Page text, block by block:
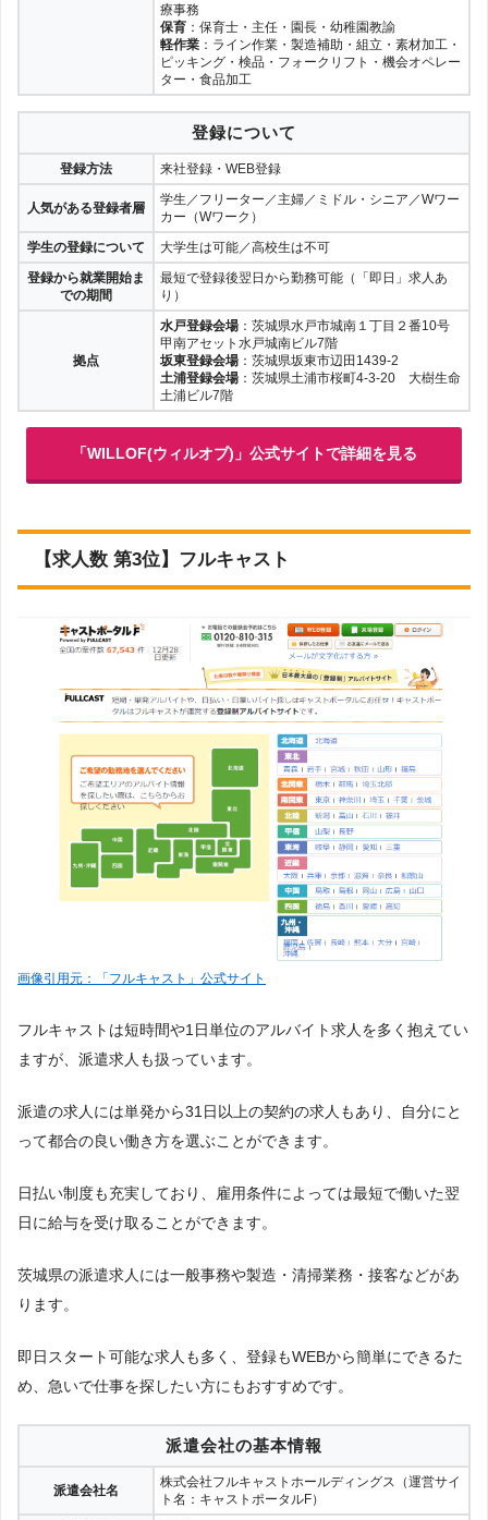
療事務
保育 ：保育士・主任・園長・幼稚園教諭
軽作業 ：ライン作業・製造補助・組立・素材加工・
ピッキング・検品・フォークリフト・機会オペレー
ター・食品加工
登録について
登録方法 来社登録・WEB登録
人気がある登録者層
学生／フリーター／主婦／ミドル・シニア／Wワー
カー（Wワーク）
学生の登録について
大学生は可能／高校生は不可
登録から就業開始ま
での期間
最短で登録後翌日から勤務可能（「即日」求人あ
り）
拠点
水戸登録会場 ：茨城県水戸市城南１丁目２番10号
甲南アセット水戸城南ビル7階
坂東登録会場 ：茨城県坂東市辺田1439-2
土浦登録会場 ：茨城県土浦市桜町4-3-20 大樹生命
土浦ビル7階
「WILLOF(ウィルオブ)」公式サイトで詳細を見る
【求人数 第3位】フルキャスト
画像引用元：「フルキャスト」公式サイト
フルキャストは短時間や1日単位のアルバイト求人を多く抱えてい
ますが、派遣求人も扱っています。
派遣の求人には単発から31日以上の契約の求人もあり、自分にと
って都合の良い働き方を選ぶことができます。
日払い制度も充実しており、雇用条件によっては最短で働いた翌
日に給与を受け取ることができます。
茨城県の派遣求人には一般事務や製造・清掃業務・接客などがあ
ります。
即日スタート可能な求人も多く、登録もWEBから簡単にできるた
め、急いで仕事を探したい方にもおすすめです。
派遣会社の基本情報
派遣会社名
株式会社フルキャストホールディングス（運営サイ
ト名：キャストポータルF）